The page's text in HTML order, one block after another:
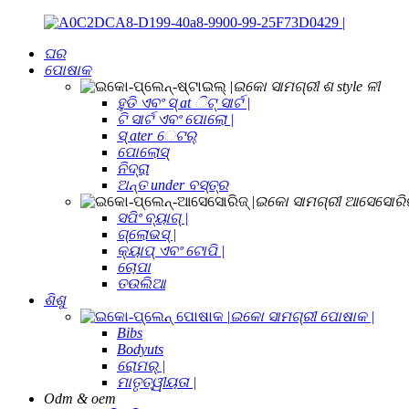
ଘର
ପୋଷାକ
ଇକୋ ସାମଗ୍ରୀ ଶ style ଳୀ
ହୁଡି ଏବଂ ସ୍ at ିଟ୍ ସାର୍ଟ |
ଟି ସାର୍ଟ ଏବଂ ପୋଲୋ |
ସ୍ ater େଟର୍
ପୋଲୋସ୍
ନିଦ୍ରା
ଅନ୍ତ under ବସ୍ତ୍ର
ଇକୋ ସାମଗ୍ରୀ
ସପିଂ ବ୍ୟାଗ୍ |
ଗ୍ଲୋଭସ୍ |
କ୍ୟାପ୍ ଏବଂ ଟୋପି |
ଚୋପା
ତଉଲିଆ
ଶିଶୁ
ଇକୋ ସାମଗ୍ରୀ ପୋଷାକ |
Bibs
Bodyuts
ରୋମର୍ |
ମାତୃତ୍ୱୀୟତା |
Odm & oem